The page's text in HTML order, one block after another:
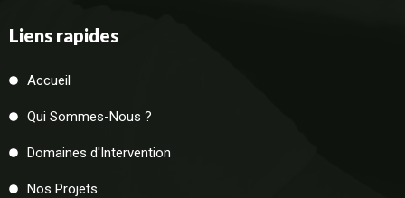
Liens rapides
Accueil
Qui Sommes-Nous ?
Domaines d'Intervention
Nos Projets